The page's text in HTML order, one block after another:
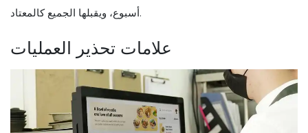
أسبوع، ويقبلها الجميع كالمعتاد.
علامات تحذير العمليات